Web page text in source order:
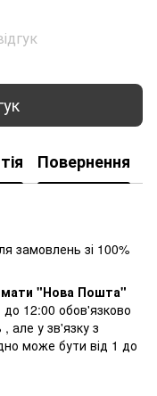
Повернення
замовлень зі 100%
"Нова Пошта"
12:00 обов'язково
але у зв'язку з
може бути від 1 до